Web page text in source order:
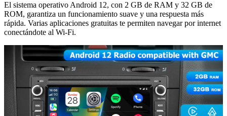
El sistema operativo Android 12, con 2 GB de RAM y 32 GB de
ROM, garantiza un funcionamiento suave y una respuesta más
rápida. Varias aplicaciones gratuitas te permiten navegar por internet
conectándote al Wi-Fi.